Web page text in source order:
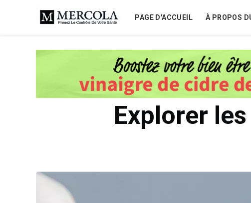
PAGE D'ACCUEIL À PROPOS
Explorer